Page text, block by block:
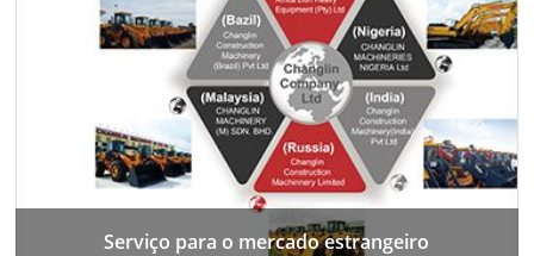
Serviço para o mercado estrangeiro